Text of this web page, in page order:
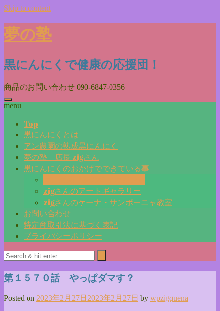
Skip to content
夢の塾
黒にんにくで健康の応援団！
商品のお問い合わせ 090-6847-0356
menu
Top
黒にんにくとは
アン農園の熟成黒にんにく
夢の塾 店長 zigさん
黒にんにくのおかげでできている事
zigさんのアートギャラリー
zigさんのケーナ・サンポーニャ教室
お問い合わせ
特定商取引法に基づく表記
プライバシーポリシー
第１５７０話 やっぱダマす？
Posted on 2023年2月27日 2023年2月27日 by wpzigquena